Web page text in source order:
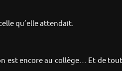
qu’elle attendait.
est encore au collège… Et de